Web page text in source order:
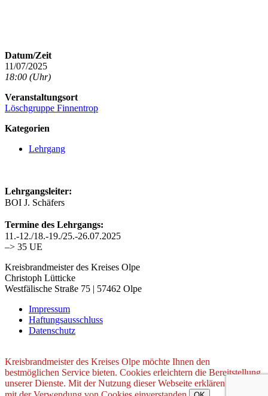
Datum/Zeit
11/07/2025
18:00 (Uhr)
Veranstaltungsort
Löschgruppe Finnentrop
Kategorien
Lehrgang
Lehrgangsleiter:
BOI J. Schäfers
Termine des Lehrgangs:
11.-12./18.-19./25.-26.07.2025
–> 35 UE
Kreisbrandmeister des Kreises Olpe
Christoph Lütticke
Westfälische Straße 75 | 57462 Olpe
Impressum
Haftungsausschluss
Datenschutz
Kreisbrandmeister des Kreises Olpe möchte Ihnen den
bestmöglichen Service bieten. Cookies erleichtern die Bereitstellung
unserer Dienste. Mit der Nutzung dieser Webseite erklären Sie sich